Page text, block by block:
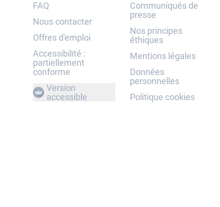
FAQ
Nous contacter
Offres d'emploi
Accessibilité :
partiellement
conforme
Version
accessible
Communiqués de
presse
Nos principes
éthiques
Mentions légales
Données
personnelles
Politique cookies